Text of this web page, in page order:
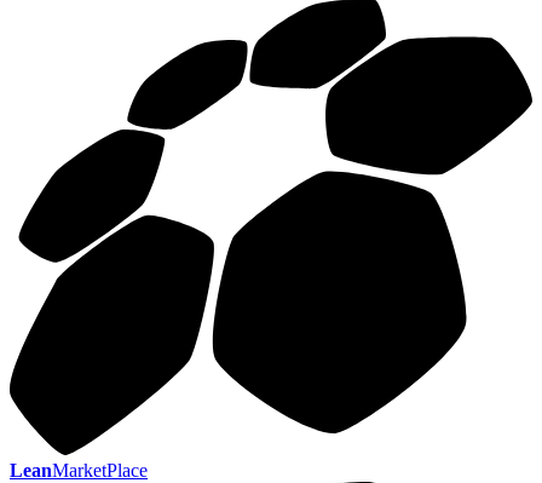
LeanMarketPlace